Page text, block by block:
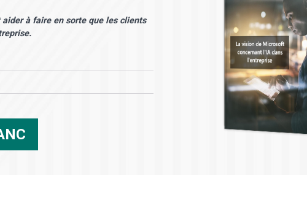
à faire en sorte que les clients